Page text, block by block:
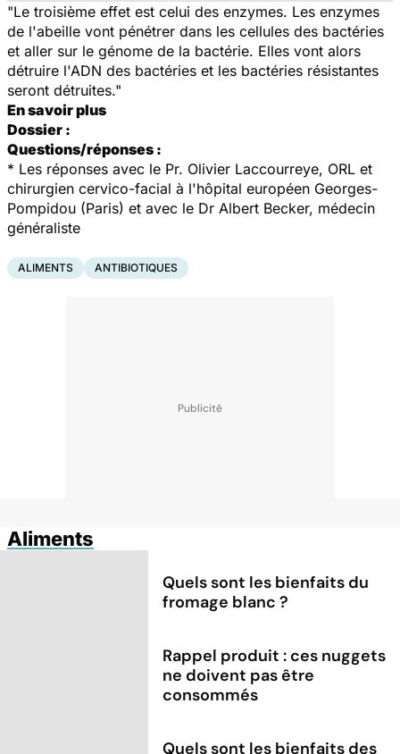
"Le troisième effet est celui des enzymes. Les enzymes
de l'abeille vont pénétrer dans les cellules des bactéries
et aller sur le génome de la bactérie. Elles vont alors
détruire l'ADN des bactéries et les bactéries résistantes
seront détruites."
En savoir plus
Dossier :
Questions/réponses :
* Les réponses avec le Pr. Olivier Laccourreye, ORL et
chirurgien cervico-facial à l'hôpital européen Georges-
Pompidou (Paris) et avec le Dr Albert Becker, médecin
généraliste
ALIMENTS ANTIBIOTIQUES
Aliments
Quels sont les bienfaits du
fromage blanc ?
Rappel produit : ces nuggets
ne doivent pas être
consommés
Quels sont les bienfaits des